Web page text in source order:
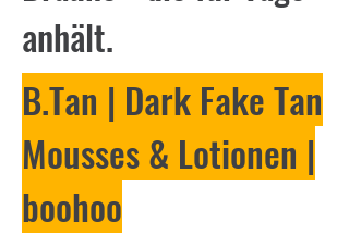
anhält.
B.Tan | Dark Fake Tan
Mousses & Lotionen |
boohoo